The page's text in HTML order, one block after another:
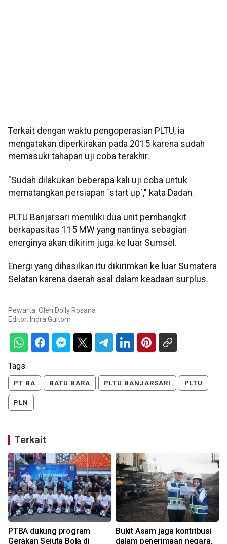
Terkait dengan waktu pengoperasian PLTU, ia
mengatakan diperkirakan pada 2015 karena sudah
memasuki tahapan uji coba terakhir.
"Sudah dilakukan beberapa kali uji coba untuk
mematangkan persiapan `start up`," kata Dadan.
PLTU Banjarsari memiliki dua unit pembangkit
berkapasitas 115 MW yang nantinya sebagian
energinya akan dikirim juga ke luar Sumsel.
Energi yang dihasilkan itu dikirimkan ke luar Sumatera
Selatan karena daerah asal dalam keadaan surplus.
Pewarta: Oleh Dolly Rosana
Editor: Indra Gultom
Tags:
PT BA BATU BARA PLTU BANJARSARI PLTU
PLN
Terkait
PTBA dukung program
Gerakan Sejuta Bola di
Bukit Asam jaga kontribusi
dalam penerimaan negara,